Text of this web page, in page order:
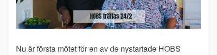
Nu är första mötet för en av de nystartade HOBS